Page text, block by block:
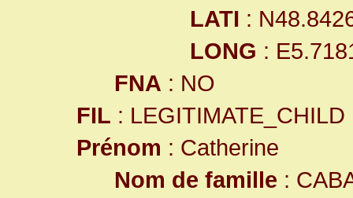
LATI :
LONG :
FNA : NO
FIL : LEGITIMATE_CHILD
Prénom : Catherine
Nom de famille :